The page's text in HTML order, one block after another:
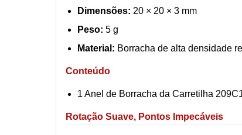
Dimensões: 20 × 20 × 3 mm
Peso: 5 g
Material: Borracha de alta densidade
Conteúdo
1 Anel de Borracha da Carretilha
Rotação Suave, Pontos Impecáveis